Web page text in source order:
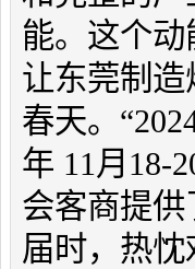
能。这个
让东莞制
春天。
年 11月18-
会客商提
届时，热